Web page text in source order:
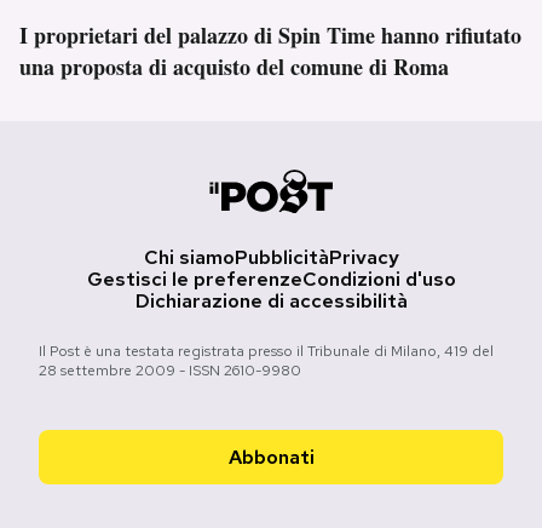
I proprietari del palazzo di Spin Time hanno rifiutato
una proposta di acquisto del comune di Roma
Chi siamoPubblicitàPrivacy
Gestisci le preferenzeCondizioni d'uso
Dichiarazione di accessibilità
Il Post è una testata registrata presso il Tribunale di Milano, 419 del
28 settembre 2009 - ISSN 2610-9980
Abbonati